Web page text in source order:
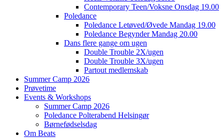
Contemporary Teen/Voksne Onsdag 19.00
Poledance
Poledance Letøved/Øvede Mandag 19.00
Poledance Begynder Mandag 20.00
Dans flere gange om ugen
Double Trouble 2X/ugen
Double Trouble 3X/ugen
Partout medlemskab
Summer Camp 2026
Prøvetime
Events & Workshops
Summer Camp 2026
Poledance Polterabend Helsingør
Børnefødselsdag
Om Beats